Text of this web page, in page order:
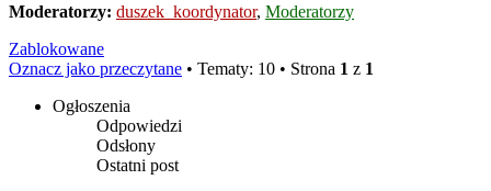
Moderatorzy: duszek_koordynator, Moderatorzy
Zablokowane
Oznacz jako przeczytane • Tematy: 10 • Strona 1 z 1
Ogłoszenia
Odpowiedzi
Odsłony
Ostatni post